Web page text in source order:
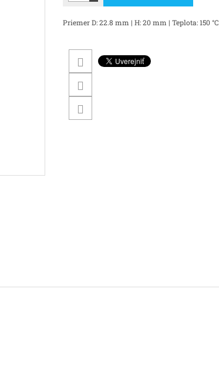
Priemer D: 22.8 mm | H: 20 mm | Teplota: 150 °C